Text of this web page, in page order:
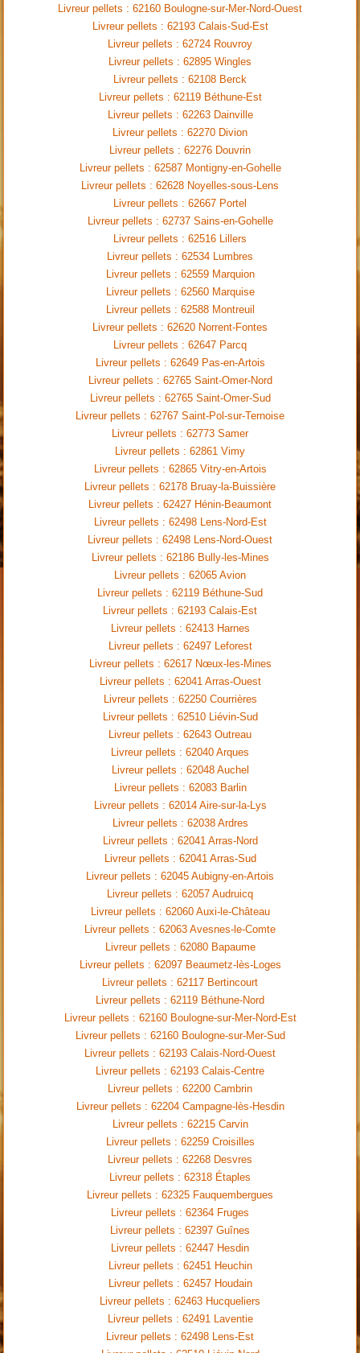
Livreur pellets : 62160 Boulogne-sur-Mer-Nord-Ouest
Livreur pellets : 62193 Calais-Sud-Est
Livreur pellets : 62724 Rouvroy
Livreur pellets : 62895 Wingles
Livreur pellets : 62108 Berck
Livreur pellets : 62119 Béthune-Est
Livreur pellets : 62263 Dainville
Livreur pellets : 62270 Divion
Livreur pellets : 62276 Douvrin
Livreur pellets : 62587 Montigny-en-Gohelle
Livreur pellets : 62628 Noyelles-sous-Lens
Livreur pellets : 62667 Portel
Livreur pellets : 62737 Sains-en-Gohelle
Livreur pellets : 62516 Lillers
Livreur pellets : 62534 Lumbres
Livreur pellets : 62559 Marquion
Livreur pellets : 62560 Marquise
Livreur pellets : 62588 Montreuil
Livreur pellets : 62620 Norrent-Fontes
Livreur pellets : 62647 Parcq
Livreur pellets : 62649 Pas-en-Artois
Livreur pellets : 62765 Saint-Omer-Nord
Livreur pellets : 62765 Saint-Omer-Sud
Livreur pellets : 62767 Saint-Pol-sur-Ternoise
Livreur pellets : 62773 Samer
Livreur pellets : 62861 Vimy
Livreur pellets : 62865 Vitry-en-Artois
Livreur pellets : 62178 Bruay-la-Buissière
Livreur pellets : 62427 Hénin-Beaumont
Livreur pellets : 62498 Lens-Nord-Est
Livreur pellets : 62498 Lens-Nord-Ouest
Livreur pellets : 62186 Bully-les-Mines
Livreur pellets : 62065 Avion
Livreur pellets : 62119 Béthune-Sud
Livreur pellets : 62193 Calais-Est
Livreur pellets : 62413 Harnes
Livreur pellets : 62497 Leforest
Livreur pellets : 62617 Nœux-les-Mines
Livreur pellets : 62041 Arras-Ouest
Livreur pellets : 62250 Courrières
Livreur pellets : 62510 Liévin-Sud
Livreur pellets : 62643 Outreau
Livreur pellets : 62040 Arques
Livreur pellets : 62048 Auchel
Livreur pellets : 62083 Barlin
Livreur pellets : 62014 Aire-sur-la-Lys
Livreur pellets : 62038 Ardres
Livreur pellets : 62041 Arras-Nord
Livreur pellets : 62041 Arras-Sud
Livreur pellets : 62045 Aubigny-en-Artois
Livreur pellets : 62057 Audruicq
Livreur pellets : 62060 Auxi-le-Château
Livreur pellets : 62063 Avesnes-le-Comte
Livreur pellets : 62080 Bapaume
Livreur pellets : 62097 Beaumetz-lès-Loges
Livreur pellets : 62117 Bertincourt
Livreur pellets : 62119 Béthune-Nord
Livreur pellets : 62160 Boulogne-sur-Mer-Nord-Est
Livreur pellets : 62160 Boulogne-sur-Mer-Sud
Livreur pellets : 62193 Calais-Nord-Ouest
Livreur pellets : 62193 Calais-Centre
Livreur pellets : 62200 Cambrin
Livreur pellets : 62204 Campagne-lès-Hesdin
Livreur pellets : 62215 Carvin
Livreur pellets : 62259 Croisilles
Livreur pellets : 62268 Desvres
Livreur pellets : 62318 Étaples
Livreur pellets : 62325 Fauquembergues
Livreur pellets : 62364 Fruges
Livreur pellets : 62397 Guînes
Livreur pellets : 62447 Hesdin
Livreur pellets : 62451 Heuchin
Livreur pellets : 62457 Houdain
Livreur pellets : 62463 Hucqueliers
Livreur pellets : 62491 Laventie
Livreur pellets : 62498 Lens-Est